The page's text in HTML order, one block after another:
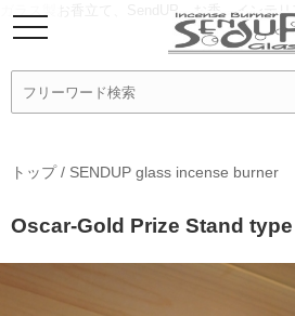
ガラス製お香立て、SendUP、お香、インテリ
トップ/ SENDUP glass incense burner
Oscar-Gold Prize Stand type